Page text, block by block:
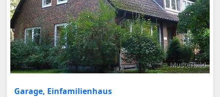
Musterbild
Garage, Einfamilienhaus